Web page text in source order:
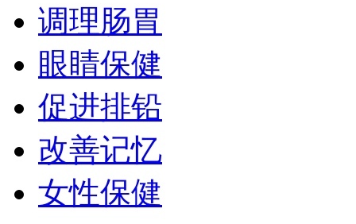
调理肠胃
眼睛保健
促进排铅
改善记忆
女性保健